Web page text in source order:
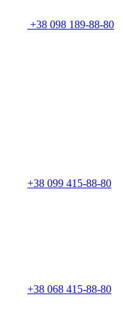
+38 098 189-88-80
+38 099 415-88-80
+38 068 415-88-80